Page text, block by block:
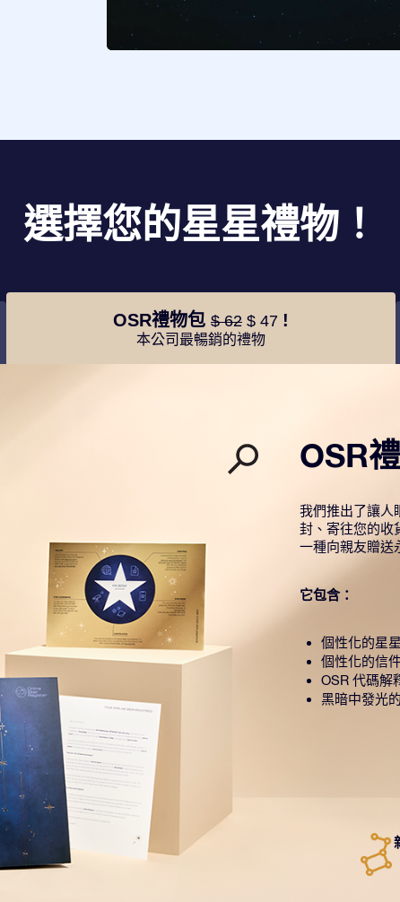
選擇您的星星禮物！
OSR禮物包 $ 62 $ 47 !
本公司最暢銷的禮物
OSR
我們推出了讓人
封、寄往您的收
一種向親友贈送
它包含：
個性化的星
個性化的信
OSR 代碼解
黑暗中發光